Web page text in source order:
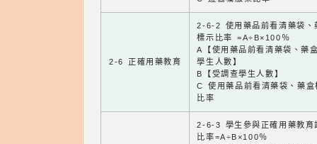
2-6 正確用藥教育
2-6-2 使用藥品前看清藥袋、
標示比率 =A÷B×100％
A【使用藥品前看清藥袋、藥
學生人數】
B【受調查學生人數】
C 使用藥品前看清藥袋、藥盒
比率
2-6-3 學生參與正確用藥教育
比率=A÷B×100％